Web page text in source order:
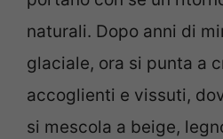
naturali. Dopo anni di
glaciale, ora si punta a
accoglienti e vissuti,
si mescola a beige,